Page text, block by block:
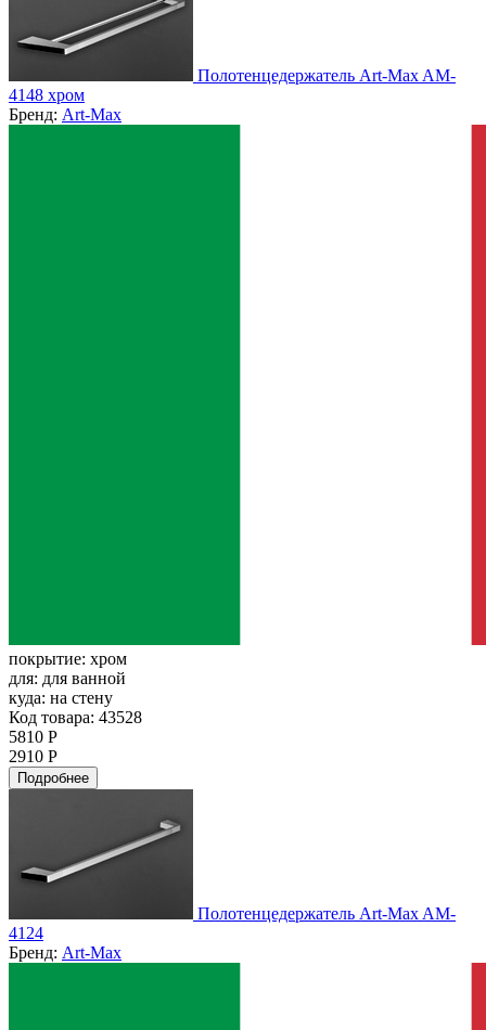
Полотенцедержатель Art-Max AM-
4148 хром
Бренд: Art-Max
покрытие: хром
для: для ванной
куда: на стену
Код товара: 43528
5810 Р
2910 Р
Подробнее
Полотенцедержатель Art-Max AM-
4124
Бренд: Art-Max